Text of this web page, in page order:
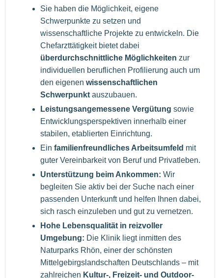
Sie haben die Möglichkeit, eigene
Schwerpunkte zu setzen und
wissenschaftliche Projekte zu entwickeln. Die
Chefarzttätigkeit bietet dabei
überdurchschnittliche Möglichkeiten zur
individuellen beruflichen Profilierung auch um
den eigenen wissenschaftlichen
Schwerpunkt auszubauen.
Leistungsangemessene Vergütung sowie
Entwicklungsperspektiven innerhalb einer
stabilen, etablierten Einrichtung.
Ein familienfreundliches Arbeitsumfeld mit
guter Vereinbarkeit von Beruf und Privatleben.
Unterstützung beim Ankommen: Wir
begleiten Sie aktiv bei der Suche nach einer
passenden Unterkunft und helfen Ihnen dabei,
sich rasch einzuleben und gut zu vernetzen.
Hohe Lebensqualität in reizvoller
Umgebung: Die Klinik liegt inmitten des
Naturparks Rhön, einer der schönsten
Mittelgebirgslandschaften Deutschlands – mit
zahlreichen Kultur-, Freizeit- und Outdoor-